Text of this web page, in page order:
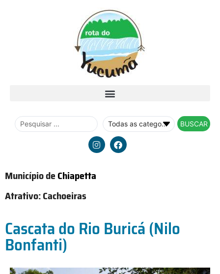
BUSCAR
Município deChiapetta
Atrativo:Cachoeiras
Cascata do Rio Buricá (Nilo
Bonfanti)